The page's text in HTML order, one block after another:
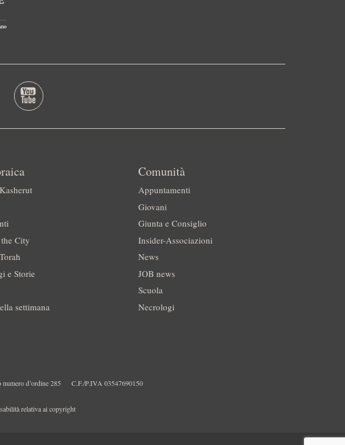
City
e Storie
settimana
Comunità
Appuntamenti
Giovani
Giunta e Consiglio
Insider-Associazioni
News
JOB news
Scuola
Necrologi
d’ordine 285 C.F./P.IVA 03547690150
relativa ai copyright